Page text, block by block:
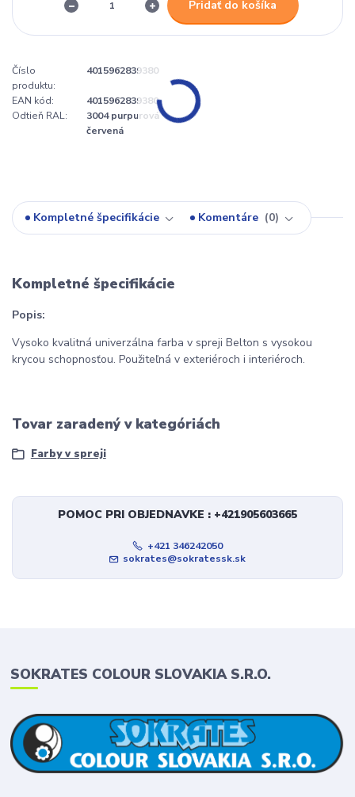
Pridať do košíka
Číslo
produktu:
4015962839380
EAN kód:
4015962839380
Odtieň RAL:
3004 purpurová
červená
Kompletné špecifikácie Komentáre 0
Kompletné špecifikácie
Popis:
Vysoko kvalitná univerzálna farba v spreji Belton s vysokou
krycou schopnosťou. Použiteľná v exteriéroch i interiéroch.
Tovar zaradený v kategóriách
Farby v spreji
POMOC PRI OBJEDNAVKE : +421905603665
+421 346242050
sokrates@sokratessk.sk
SOKRATES COLOUR SLOVAKIA S.R.O.